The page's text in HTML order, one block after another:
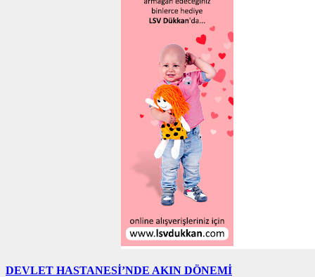
DEVLET HASTANESİ’NDE AKIN DÖNEMİ